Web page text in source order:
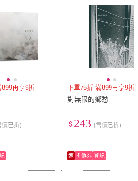
再享9折
價已折)
下單75折 滿899再享9折
對無限的鄉愁
243 (售價已折)
速 折價券 登記